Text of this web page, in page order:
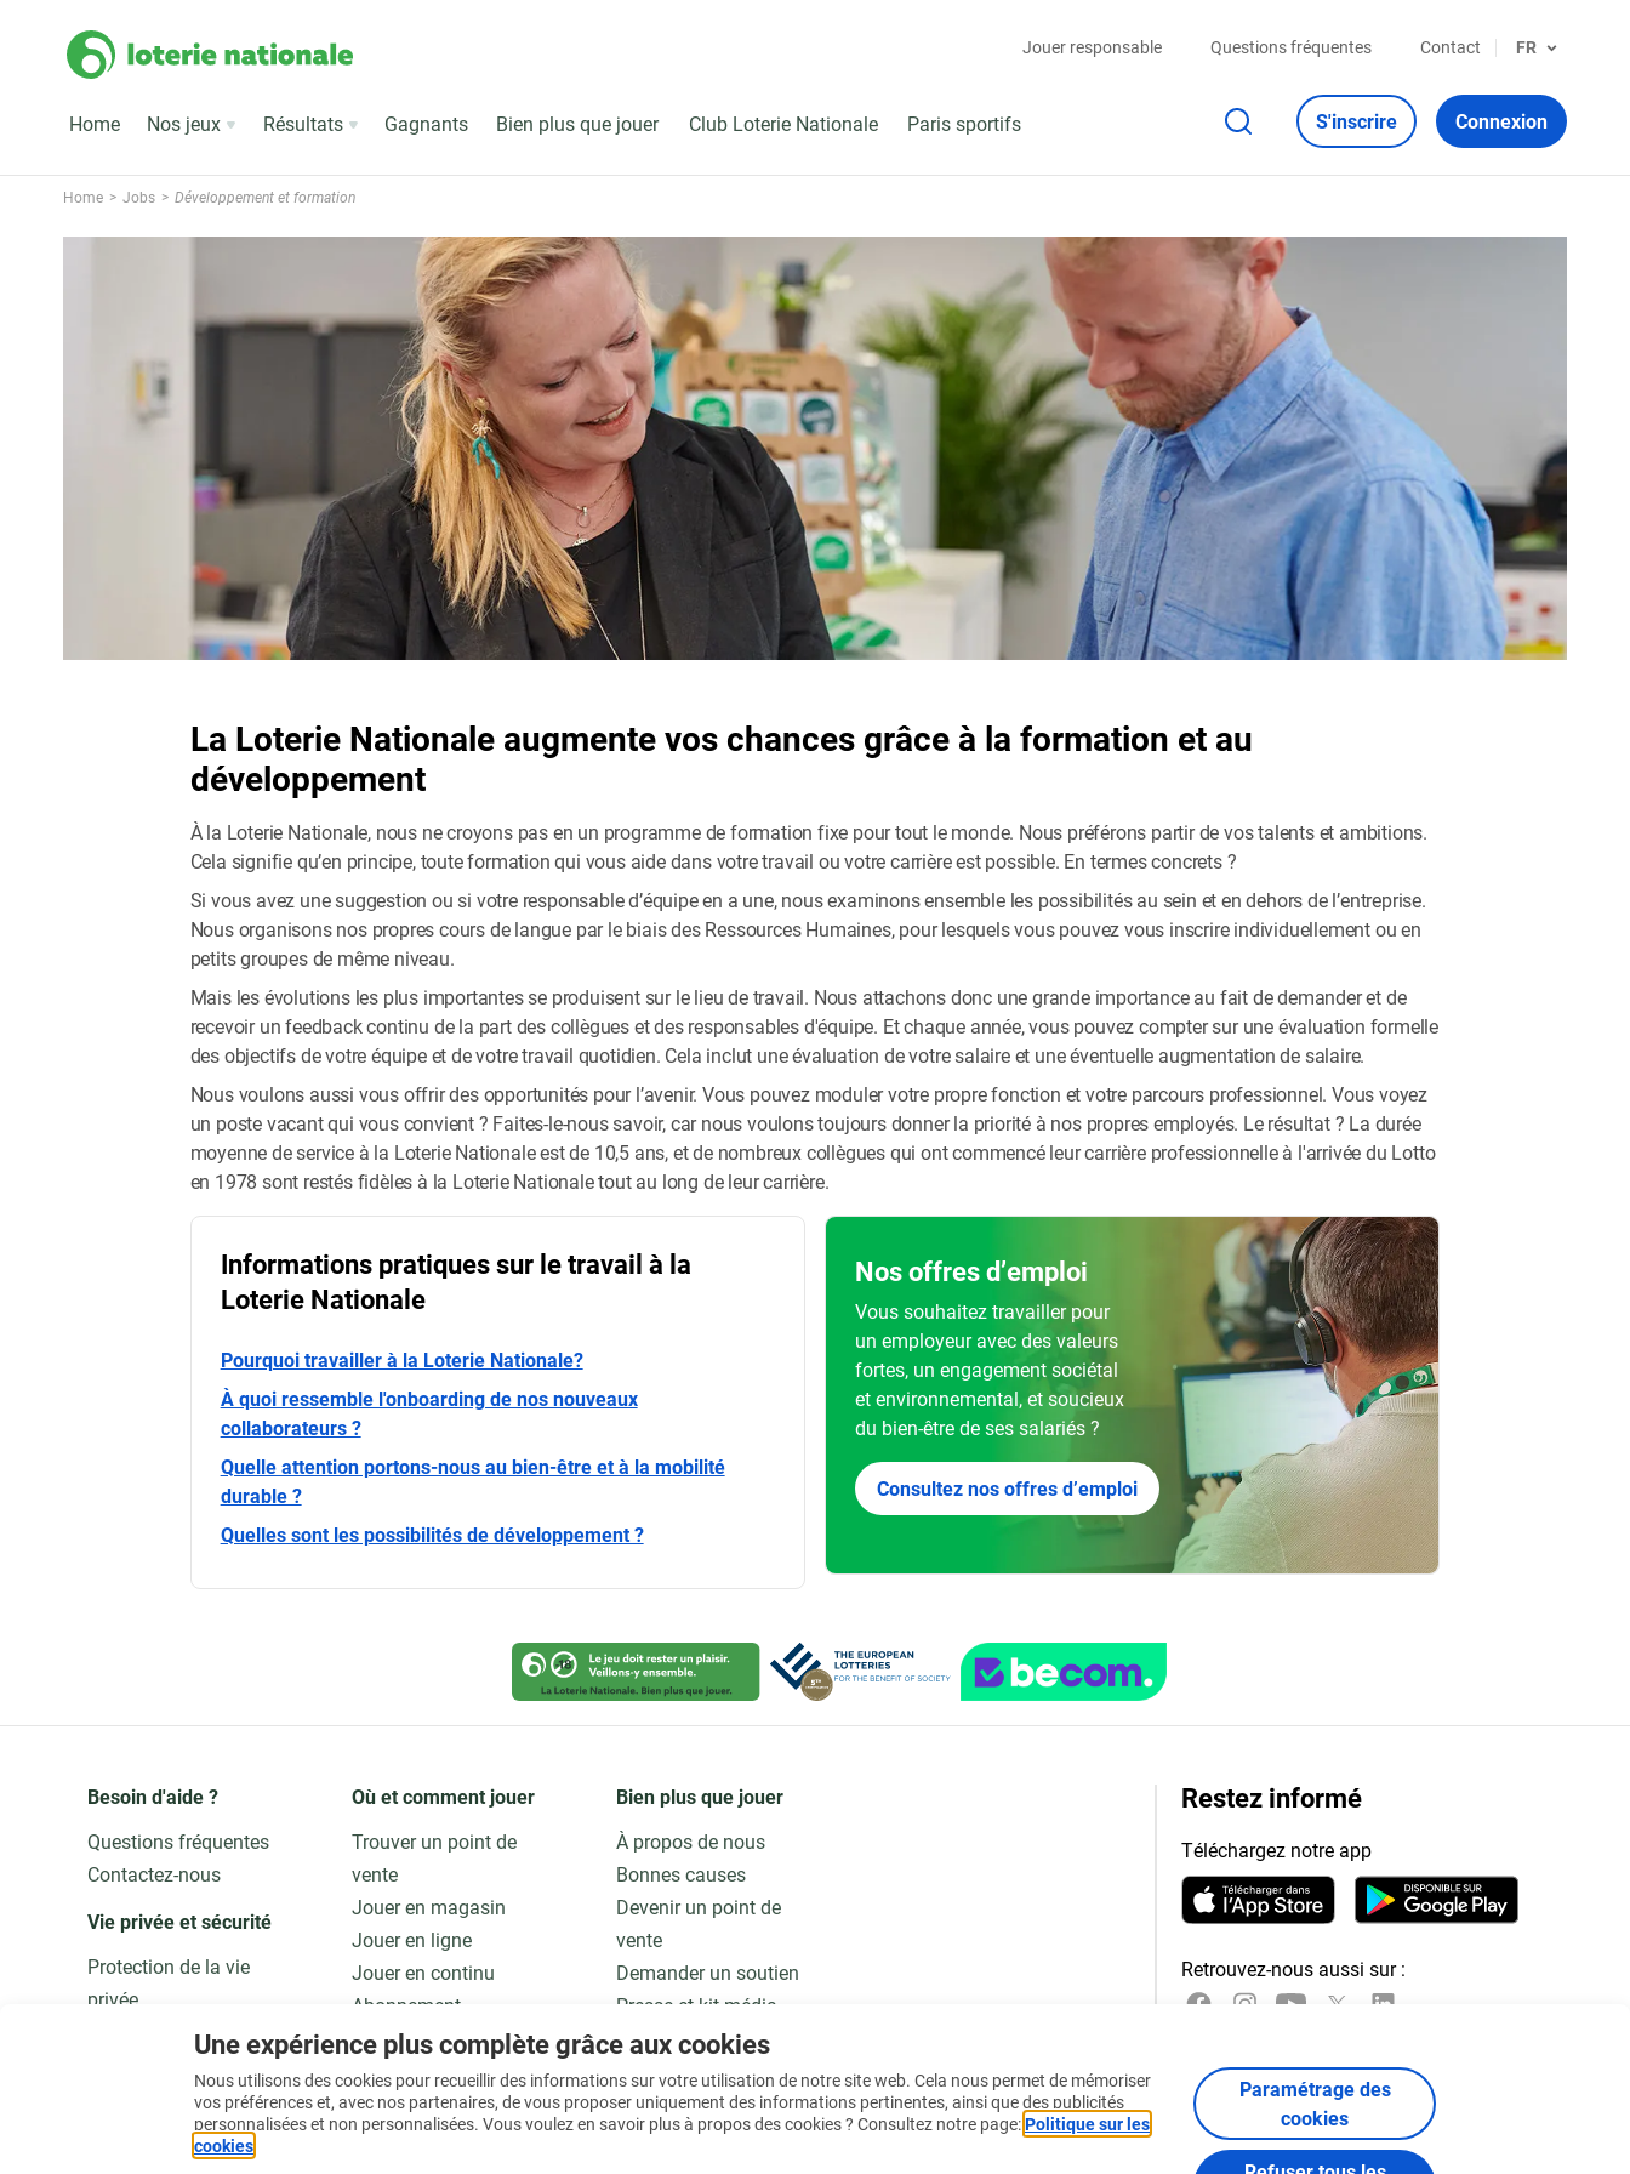
Jouer responsable Questions fréquentes Contact FR
Home Nos jeux Résultats Gagnants Bien plus que jouer Club Loterie Nationale Paris sportifs S'inscrire Connexion
Home Jobs Développement et formation
La Loterie Nationale augmente vos chances grâce à la formation et au
développement
À la Loterie Nationale, nous ne croyons pas en un programme de formation fixe pour tout le monde. Nous préférons partir de vos talents et ambitions.
Cela signifie qu’en principe, toute formation qui vous aide dans votre travail ou votre carrière est possible. En termes concrets ?
Si vous avez une suggestion ou si votre responsable d’équipe en a une, nous examinons ensemble les possibilités au sein et en dehors de l’entreprise.
Nous organisons nos propres cours de langue par le biais des Ressources Humaines, pour lesquels vous pouvez vous inscrire individuellement ou en
petits groupes de même niveau.
Mais les évolutions les plus importantes se produisent sur le lieu de travail. Nous attachons donc une grande importance au fait de demander et de
recevoir un feedback continu de la part des collègues et des responsables d'équipe. Et chaque année, vous pouvez compter sur une évaluation formelle
des objectifs de votre équipe et de votre travail quotidien. Cela inclut une évaluation de votre salaire et une éventuelle augmentation de salaire.
Nous voulons aussi vous offrir des opportunités pour l’avenir. Vous pouvez moduler votre propre fonction et votre parcours professionnel. Vous voyez
un poste vacant qui vous convient ? Faites-le-nous savoir, car nous voulons toujours donner la priorité à nos propres employés. Le résultat ? La durée
moyenne de service à la Loterie Nationale est de 10,5 ans, et de nombreux collègues qui ont commencé leur carrière professionnelle à l'arrivée du Lotto
en 1978 sont restés fidèles à la Loterie Nationale tout au long de leur carrière.
Informations pratiques sur le travail à la
Loterie Nationale
Pourquoi travailler à la Loterie Nationale?
À quoi ressemble l'onboarding de nos nouveaux
collaborateurs ?
Quelle attention portons-nous au bien-être et à la mobilité
durable ?
Quelles sont les possibilités de développement ?
Nos offres d’emploi
Vous souhaitez travailler pour
un employeur avec des valeurs
fortes, un engagement sociétal
et environnemental, et soucieux
du bien-être de ses salariés ?
Consultez nos offres d’emploi
Une expérience plus complète grâce aux cookies
Nous utilisons des cookies pour recueillir des informations sur votre utilisation de notre site web. Cela nous permet de mémoriser
vos préférences et, avec nos partenaires, de vous proposer uniquement des informations pertinentes, ainsi que des publicités
personnalisées et non personnalisées. Vous voulez en savoir plus à propos des cookies ? Consultez notre page:Politique sur les
cookies
Paramétrage des
cookies
Besoin d'aide ?
Questions fréquentes
Contactez-nous
Vie privée et sécurité
Protection de la vie
privée
Adaptez vos données
Où et comment jouer
Trouver un point de
vente
Jouer en magasin
Jouer en ligne
Jouer en continu
Abonnement
Application
Jouer responsable
En savoir plus
Bien plus que jouer
À propos de nous
Bonnes causes
Devenir un point de
vente
Demander un soutien
Presse et kit média
Notre modèle
En savoir plus
Restez informé
Téléchargez notre app
Retrouvez-nous aussi sur :